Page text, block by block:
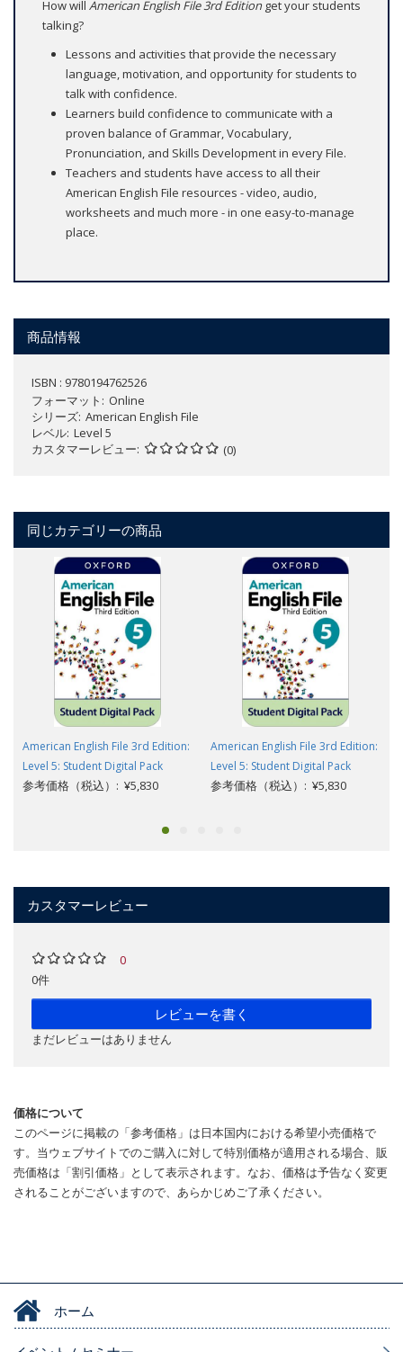
How will American English File 3rd Editionget your students
talking?
Lessons and activities that provide the necessary
language, motivation, and opportunity for students to
talk with confidence.
Learners build confidence to communicate with a
proven balance of Grammar, Vocabulary,
Pronunciation, and Skills Development in every File.
Teachers and students have access to all their
American English File resources - video, audio,
worksheets and much more - in one easy-to-manage
place.
商品情報
ISBN : 9780194762526
フォーマット
Online
シリーズ American English File
レベル Level 5
カスタマーレビュー
(0)
同じカテゴリーの商品
American English File 3rd Edition:
Level 5: Student Digital Pack
参考価格（税込）: ¥5,830
American English File 3rd Edition:
Level 5: Student Digital Pack
参考価格（税込）: ¥5,830
カスタマーレビュー
0
0件
レビューを書く
まだレビューはありません
価格について
このページに掲載の「参考価格」は日本国内における希望小売価格で
す。当ウェブサイトでのご購入に対して特別価格が適用される場合、販
売価格は「割引価格」として表示されます。なお、価格は予告なく変更
されることがございますので、あらかじめご了承ください。
ホーム